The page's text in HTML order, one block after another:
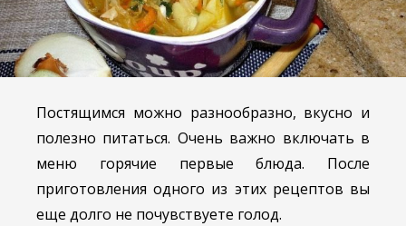
Постящимся можно разнообразно, вкусно и
полезно питаться. Очень важно включать в
меню горячие первые блюда. После
приготовления одного из этих рецептов вы
еще долго не почувствуете голод.